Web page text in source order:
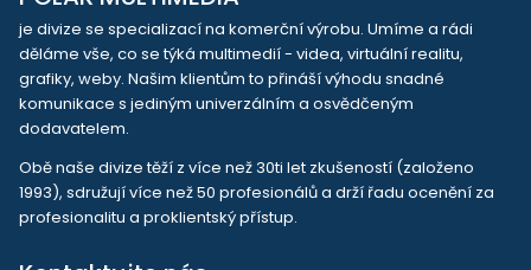
je divize se specializací na komerční výrobu. Umíme a rádi
děláme vše, co se týká multimedií - videa, virtuální realitu,
grafiky, weby. Našim klientům to přináší výhodu snadné
komunikace s jediným univerzálním a osvědčeným
dodavatelem.
Obě naše divize těží z více než 30ti let zkušeností (založeno
1993), sdružují více než 50 profesionálů a drží řadu ocenění za
profesionalitu a proklientský přístup.